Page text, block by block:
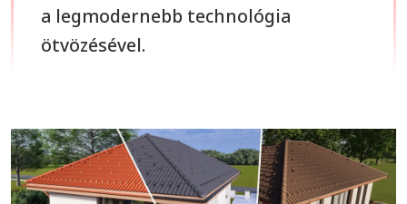
a legmodernebb technológia
ötvözésével.